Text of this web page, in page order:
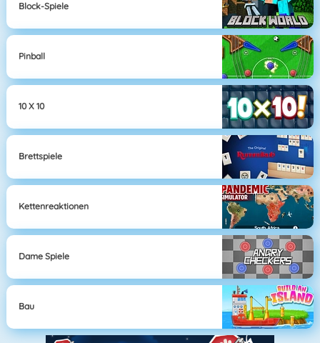
Block-Spiele
Pinball
10 X 10
Brettspiele
Kettenreaktionen
Dame Spiele
Bau